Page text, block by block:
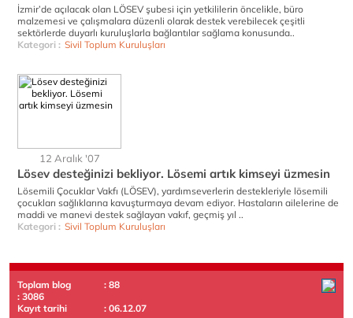
İzmir’de açılacak olan LÖSEV şubesi için yetkililerin öncelikle, büro
malzemesi ve çalışmalara düzenli olarak destek verebilecek çeşitli
sektörlerde duyarlı kuruluşlarla bağlantılar sağlama konusunda..
Kategori : Sivil Toplum Kuruluşları
12 Aralık '07
Lösev desteğinizi bekliyor. Lösemi artık kimseyi üzmesin
Lösemili Çocuklar Vakfı (LÖSEV), yardımseverlerin destekleriyle lösemili
çocukları sağlıklarına kavuşturmaya devam ediyor. Hastaların ailelerine de
maddi ve manevi destek sağlayan vakıf, geçmiş yıl ..
Kategori : Sivil Toplum Kuruluşları
Toplam blog
: 88
: 3086
Kayıt tarihi
: 06.12.07